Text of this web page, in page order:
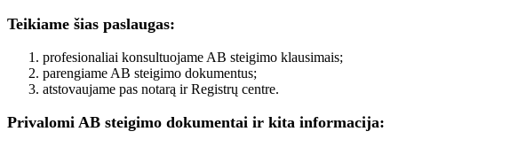
Teikiame šias paslaugas:
profesionaliai konsultuojame AB steigimo klausimais;
parengiame AB steigimo dokumentus;
atstovaujame pas notarą ir Registrų centre.
Privalomi AB steigimo dokumentai ir kita informacija: